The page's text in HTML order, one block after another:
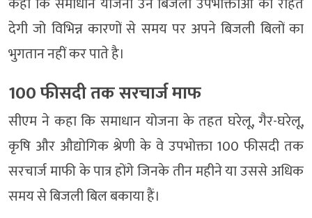
देगी जो विभिन्न कारणों से समय पर अपने बिजली बिलों का
भुगतान नहीं कर पाते है।
100 फीसदी तक सरचार्ज माफ
सीएम ने कहा कि समाधान योजना के तहत घरेलू, गैर-घरेलू,
कृषि और औद्योगिक श्रेणी के वे उपभोक्ता 100 फीसदी तक
सरचार्ज माफी के पात्र होंगे जिनके तीन महीने या उससे अधिक
समय से बिजली बिल बकाया हैं।